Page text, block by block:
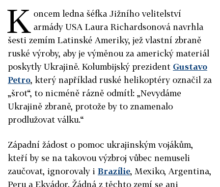
K oncem ledna šéfka Jižního velitelství
armády USA Laura Richardsonová navrhla
šesti zemím Latinské Ameriky, jež vlastní zbraně
ruské výroby, aby je výměnou za americký materiál
poskytly Ukrajině. Kolumbijský prezident Gustavo
Petro, který například ruské helikoptéry označil za
„šrot“, to nicméně rázně odmítl: „Nevydáme
Ukrajině zbraně, protože by to znamenalo
prodlužovat válku.“
Západní žádost o pomoc ukrajinským vojákům,
kteří by se na takovou výzbroj vůbec nemuseli
zaučovat, ignorovaly i Brazílie, Mexiko, Argentina,
Peru a Ekvádor. Žádná z těchto zemí se ani